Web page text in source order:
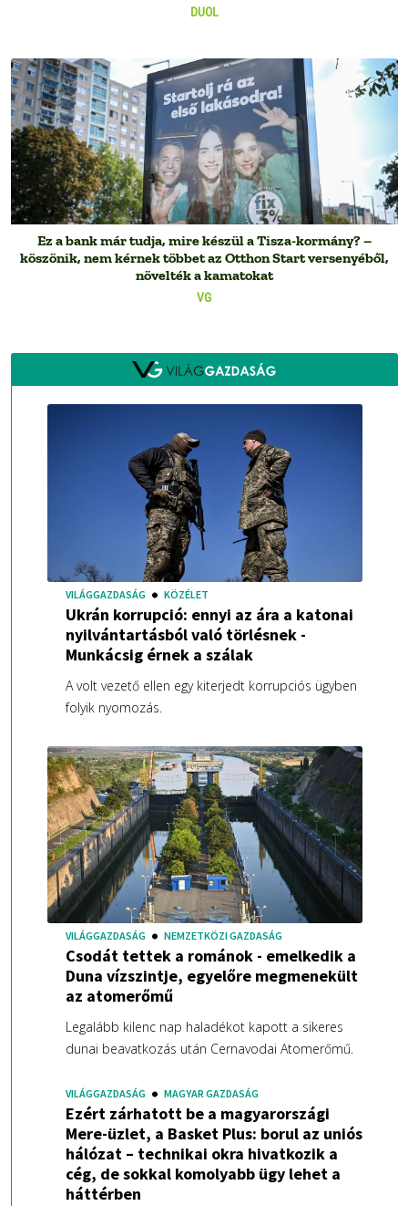
DUOL
VG
Ez a bank már tudja, mire készül a Tisza-kormány? –
köszönik, nem kérnek többet az Otthon Start versenyéből,
növelték a kamatokat
VILÁGGAZDASÁG KÖZÉLET
Ukrán korrupció: ennyi az ára a katonai
nyilvántartásból való törlésnek -
Munkácsig érnek a szálak
A volt vezető ellen egy kiterjedt korrupciós ügyben
folyik nyomozás.
VILÁGGAZDASÁG NEMZETKÖZI GAZDASÁG
Csodát tettek a románok - emelkedik a
Duna vízszintje, egyelőre megmenekült
az atomerőmű
Legalább kilenc nap haladékot kapott a sikeres
dunai beavatkozás után Cernavodai Atomerőmű.
VILÁGGAZDASÁG MAGYAR GAZDASÁG
Ezért zárhatott be a magyarországi
Mere-üzlet, a Basket Plus: borul az uniós
hálózat – technikai okra hivatkozik a
cég, de sokkal komolyabb ügy lehet a
háttérben